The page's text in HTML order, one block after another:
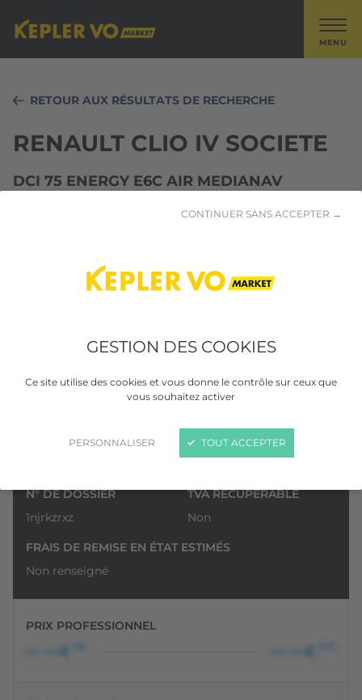
GESTION DES COOKIES
Ce site utilise des cookies et vous donne le contrôle sur ceux que
vous souhaitez activer
PERSONNALISER
CONTINUER SANS ACCEPTER →
TOUT ACCEPTER
MENU
RETOUR AUX RÉSULTATS DE RECHERCHE
RENAULT CLIO IV SOCIETE
DCI 75 ENERGY E6C AIR MEDIANAV
N° DE DOSSIER
1njrkzrxz
TVA RÉCUPÉRABLE
Non
FRAIS DE REMISE EN ÉTAT ESTIMÉS
Non renseigné
PRIX PROFESSIONNEL
••• •••€ ••• •••€